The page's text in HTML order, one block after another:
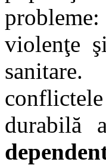
violenţe
durabilă